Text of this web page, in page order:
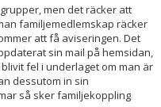
men det räcker att
familjemedlemskap räcker
att få aviseringen. Det
sin mail på hemsidan,
fel i underlaget om man är
dessutom in sin
så sker familjekoppling